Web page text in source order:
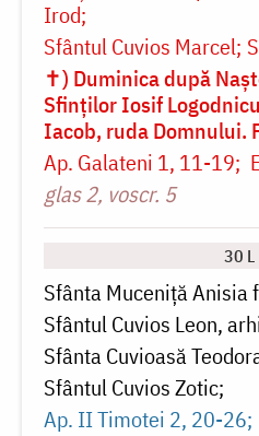
Irod
Sfântul Cuvios Marcel
✝) Duminica după
Sfinților Iosif
Iacob, ruda Domnului.
Ap. Galateni 1, 11-19
glas 2, voscr. 5
30 L
Sfânta Muceniță Anisia
Sfântul Cuvios Leon,
Sfânta Cuvioasă
Sfântul Cuvios Zotic
Ap. II Timotei 2, 20-26